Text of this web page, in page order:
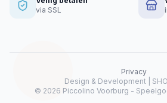
via SSL
Privacy
Design & Development |
© 2026 Piccolino Voorburg -Heeft u hulp